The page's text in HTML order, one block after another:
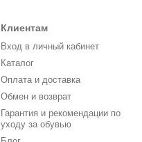
Клиентам
Вход в личный кабинет
Каталог
Оплата и доставка
Обмен и возврат
Гарантия и рекомендации по
уходу за обувью